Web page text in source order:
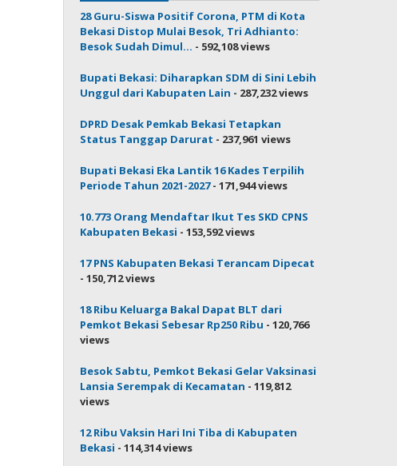
28 Guru-Siswa Positif Corona, PTM di Kota
Bekasi Distop Mulai Besok, Tri Adhianto:
Besok Sudah Dimul... - 592,108 views
Bupati Bekasi: Diharapkan SDM di Sini Lebih
Unggul dari Kabupaten Lain - 287,232 views
DPRD Desak Pemkab Bekasi Tetapkan
Status Tanggap Darurat - 237,961 views
Bupati Bekasi Eka Lantik 16 Kades Terpilih
Periode Tahun 2021-2027- 171,944 views
10.773 Orang Mendaftar Ikut Tes SKD CPNS
Kabupaten Bekasi - 153,592 views
17 PNS Kabupaten Bekasi Terancam Dipecat
- 150,712 views
18 Ribu Keluarga Bakal Dapat BLT dari
Pemkot Bekasi Sebesar Rp250 Ribu - 120,766
views
Besok Sabtu, Pemkot Bekasi Gelar Vaksinasi
Lansia Serempak di Kecamatan - 119,812
views
12 Ribu Vaksin Hari Ini Tiba di Kabupaten
Bekasi - 114,314 views